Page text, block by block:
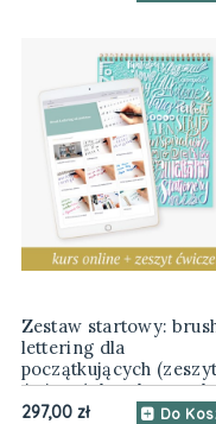
Zestaw startowy:
lettering dla
początkujących
ćwiczeń, brush peny,
online)
297,00 zł Do